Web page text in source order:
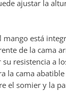
ajustar la
mango está
de la
resistencia a
la cama
el somier y la